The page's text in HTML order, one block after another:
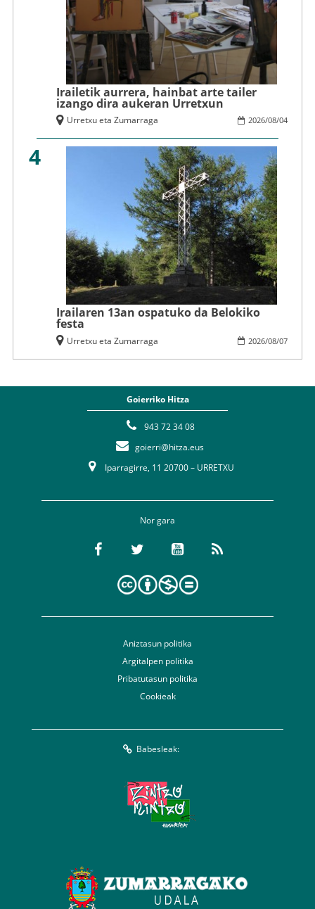
Irailetik aurrera, hainbat arte tailer
izango dira aukeran Urretxun
2026/08/04
Urretxu eta Zumarraga
4
Irailaren 13an ospatuko da Belokiko
festa
2026/08/07
Urretxu eta Zumarraga
Goierriko Hitza
943 72 34 08
goierri@hitza.eus
Iparragirre, 11 20700 – URRETXU
Nor gara
Aniztasun politika
Argitalpen politika
Pribatutasun politika
Cookieak
Babesleak: